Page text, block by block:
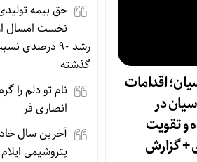
اقدامات
در
و تقویت
گزارش
حق بیمه
رشد ۹۰
گذشته
نام تو دلم را
انصاری فر
آخرین سال
پتروشیمی